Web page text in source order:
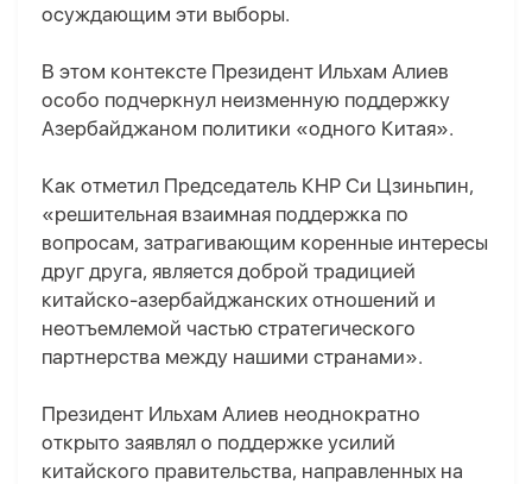
осуждающим эти выборы.
В этом контексте Президент Ильхам Алиев
особо подчеркнул неизменную поддержку
Азербайджаном политики «одного Китая».
Как отметил Председатель КНР Си Цзиньпин,
«решительная взаимная поддержка по
вопросам, затрагивающим коренные интересы
друг друга, является доброй традицией
китайско-азербайджанских отношений и
неотъемлемой частью стратегического
партнерства между нашими странами».
Президент Ильхам Алиев неоднократно
открыто заявлял о поддержке усилий
китайского правительства, направленных на